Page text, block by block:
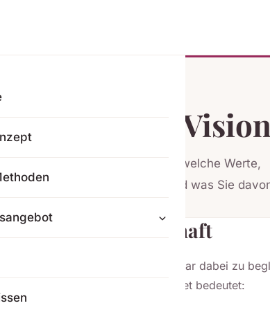
Mission & Vision
Auf dieser Seite lesen Sie, welche Werte,
Familienberatung tragen und was Sie
erfüllte Partnerschaft
unsere Mission ist es, Sie als Paar dabei zu
bewahren. Was das für uns konkret bedeutet: